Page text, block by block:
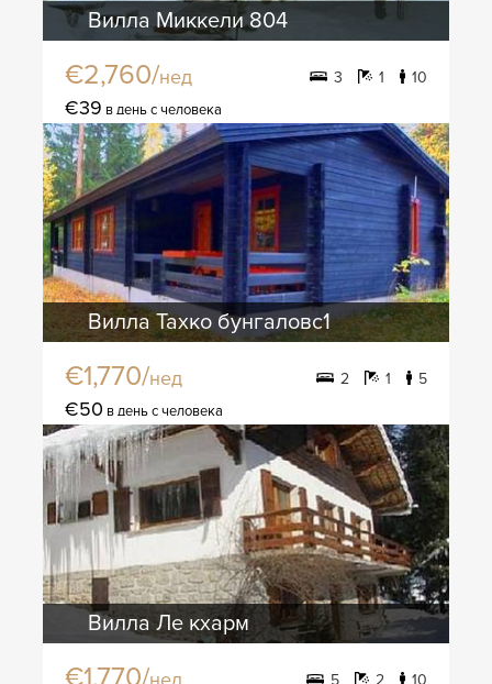
Вилла Миккели 804
€2,760/нед 3 1 10
€39 в день с человека
Вилла Тахко бунгаловс1
€1,770/нед 2 1 5
€50 в день с человека
Вилла Ле кхарм
€1,770/ 5 2 10